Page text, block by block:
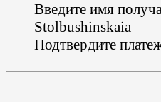
Введите имя
Stolbushinskaia
Подтвердите